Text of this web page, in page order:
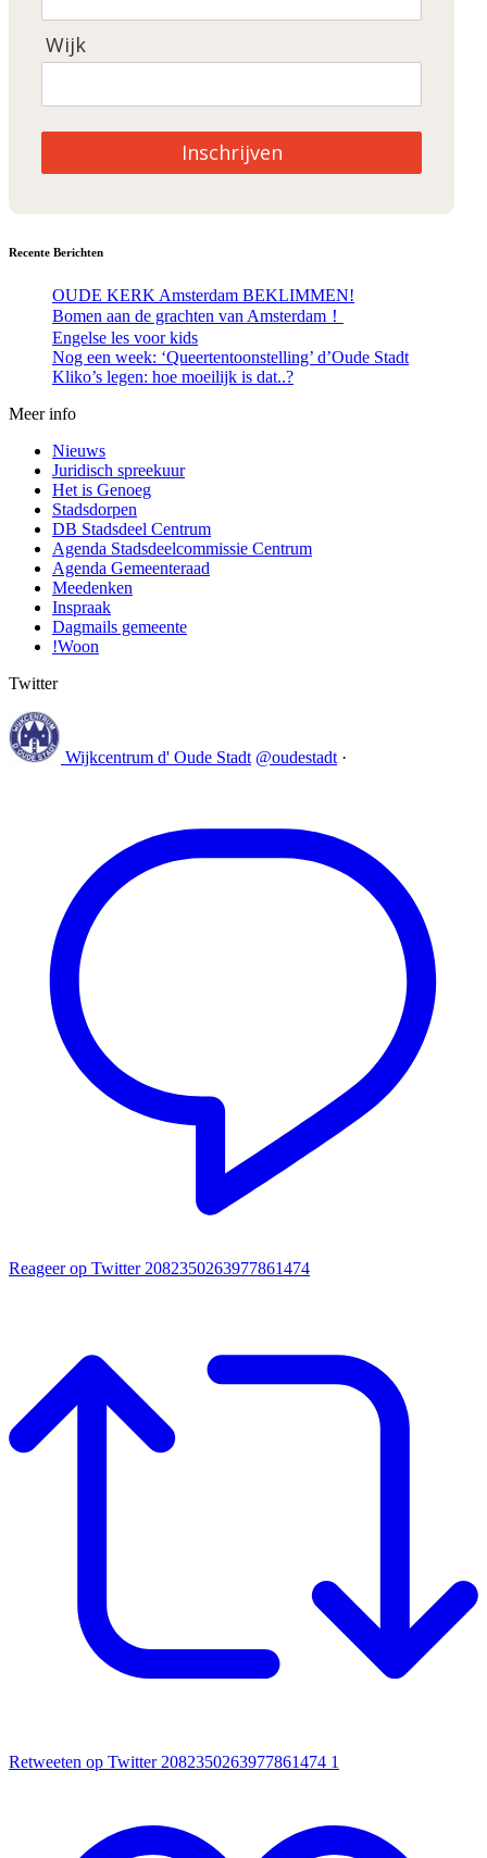
Wijk
Inschrijven
Recente Berichten
OUDE KERK Amsterdam BEKLIMMEN!
Bomen aan de grachten van Amsterdam！
Engelse les voor kids
Nog een week: ‘Queertentoonstelling’ d’Oude Stadt
Kliko’s legen: hoe moeilijk is dat..?
Meer info
Nieuws
Juridisch spreekuur
Het is Genoeg
Stadsdorpen
DB Stadsdeel Centrum
Agenda Stadsdeelcommissie Centrum
Agenda Gemeenteraad
Meedenken
Inspraak
Dagmails gemeente
!Woon
Twitter
Wijkcentrum d' Oude Stadt @oudestadt ·
Reageer op Twitter 2082350263977861474
Retweeten op Twitter 2082350263977861474 1